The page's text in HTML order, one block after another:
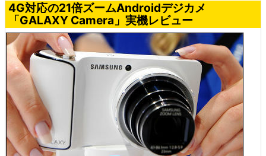
4G対応の21倍ズームAndroidデジカメ
「GALAXY Camera」実機レビュー